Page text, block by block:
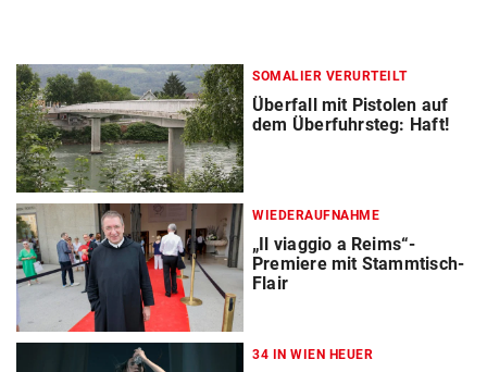
SOMALIER VERURTEILT
Überfall mit Pistolen auf
dem Überfuhrsteg: Haft!
WIEDERAUFNAHME
„Il viaggio a Reims“-
Premiere mit Stammtisch-
Flair
34 IN WIEN HEUER